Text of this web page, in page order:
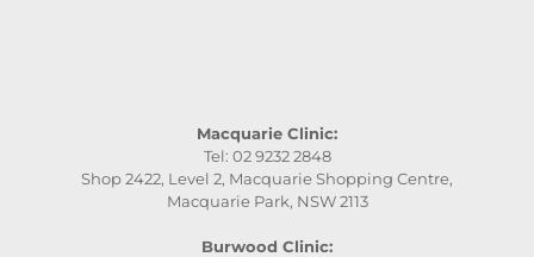
Macquarie Clinic:
Tel: 02 9232 2848
Shop 2422, Level 2, Macquarie Shopping Centre,
Macquarie Park, NSW 2113
Burwood Clinic: